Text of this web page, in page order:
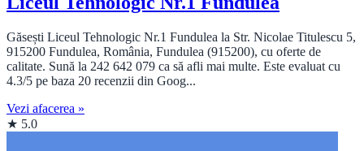
Găsești Liceul Tehnologic Nr.1 Fundulea la Str. Nicolae Titulescu 5,
915200 Fundulea, România, Fundulea (915200), cu oferte de
calitate. Sună la 242 642 079 ca să afli mai multe. Este evaluat cu
4.3/5 pe baza 20 recenzii din Goog...
Vezi afacerea »
★ 5.0